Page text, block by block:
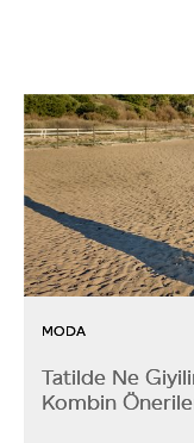
MODA
Tatilde Ne
Kombin